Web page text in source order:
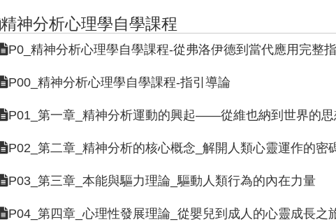
精神分析心理學自學課程
P0_精神分析心理學自學課程-從弗洛伊德到當代應用完整
P00_精神分析心理學自學課程-指引導論
P01_第一章_精神分析運動的興起——從維也納到世界的思
P02_第二章_精神分析的核心概念_解開人類心靈運作的密
P03_第三章_本能與驅力理論_驅動人類行為的內在力量
P04_第四章_心理性發展理論_從嬰兒到成人的心靈成長之